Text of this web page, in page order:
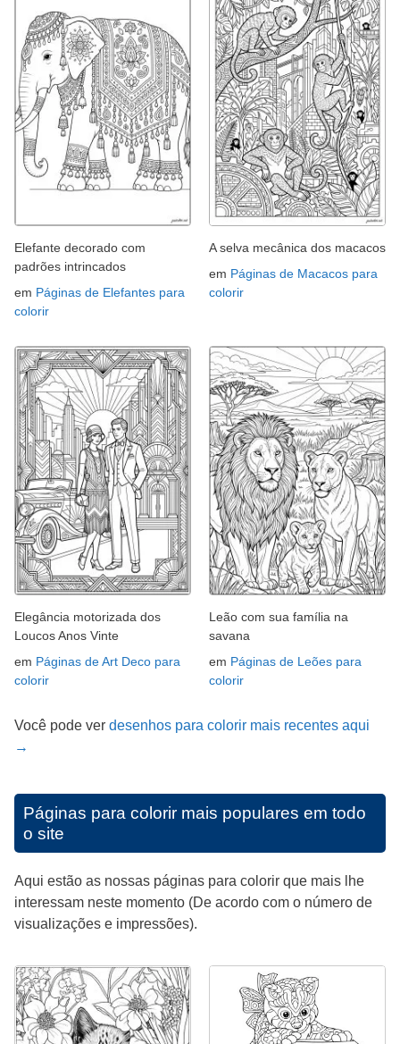
Elefante decorado com
padrões intrincados
em Páginas de Elefantes para
colorir
A selva mecânica dos macacos
em Páginas de Macacos para
colorir
Elegância motorizada dos
Loucos Anos Vinte
em Páginas de Art Deco para
colorir
Leão com sua família na
savana
em Páginas de Leões para
colorir
Você pode ver desenhos para colorir mais recentes aqui
→
Páginas para colorir mais populares em todo
o site
Aqui estão as nossas páginas para colorir que mais lhe
interessam neste momento (De acordo com o número de
visualizações e impressões).